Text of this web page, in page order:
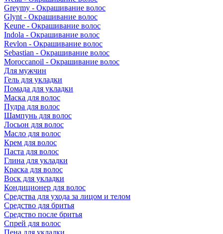
Greymy - Окрашивание волос
Glynt - Окрашивание волос
Keune - Окрашивание волос
Indola - Окрашивание волос
Revlon - Окрашивание волос
Sebastian - Окрашивание волос
Moroccanoil - Окрашивание волос
Для мужчин
Гель для укладки
Помада для укладки
Маска для волос
Пудра для волос
Шампунь для волос
Лосьон для волос
Масло для волос
Крем для волос
Паста для волос
Глина для укладки
Краска для волос
Воск для укладки
Кондиционер для волос
Средства для ухода за лицом и телом
Средство для бритья
Средство после бритья
Спрей для волос
Пена для укладки